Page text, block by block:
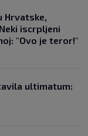
Hrvatske,
iscrpljeni
"Ovo je teror!"
ultimatum: